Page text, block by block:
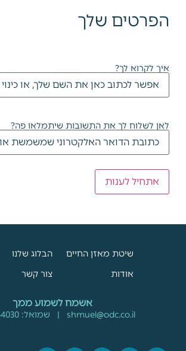
הפרטים שלך
איך לקרוא לך?
לאן לשלוח לך את התשובות שיתמלאו פה?
שיטת מאזן החיים
הבלוג שלנו
אודות
צור קשר
אשמח לשמוע ממך
shmuel@odc.co.il | שמואל: